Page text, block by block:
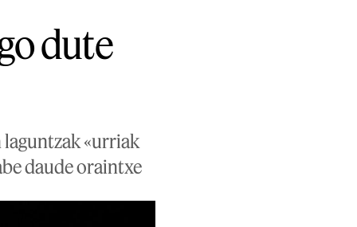
dute
«urriak
daude oraintxe